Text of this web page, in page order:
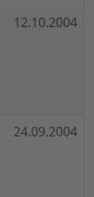
12.10.2004
24.09.2004